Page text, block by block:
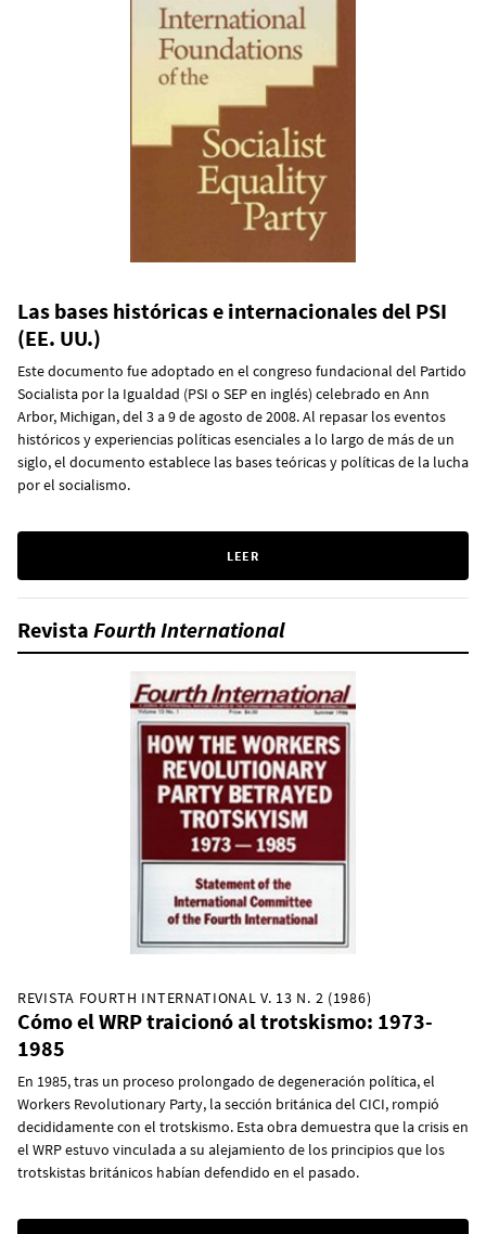
Las bases históricas e internacionales del PSI
(EE. UU.)
Este documento fue adoptado en el congreso fundacional del Partido
Socialista por la Igualdad (PSI o SEP en inglés) celebrado en Ann
Arbor, Michigan, del 3 a 9 de agosto de 2008. Al repasar los eventos
históricos y experiencias políticas esenciales a lo largo de más de un
siglo, el documento establece las bases teóricas y políticas de la lucha
por el socialismo.
LEER
Revista Fourth International
REVISTA FOURTH INTERNATIONAL V. 13 N. 2 (1986)
Cómo el WRP traicionó al trotskismo: 1973-
1985
En 1985, tras un proceso prolongado de degeneración política, el
Workers Revolutionary Party, la sección británica del CICI, rompió
decididamente con el trotskismo. Esta obra demuestra que la crisis en
el WRP estuvo vinculada a su alejamiento de los principios que los
trotskistas británicos habían defendido en el pasado.